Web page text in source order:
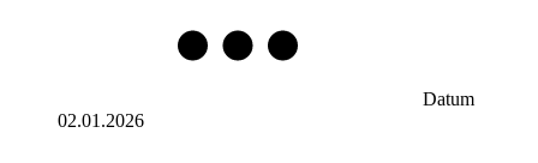
Datum
02.01.2026